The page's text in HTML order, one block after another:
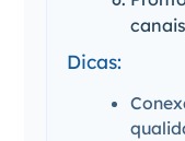
Dicas: